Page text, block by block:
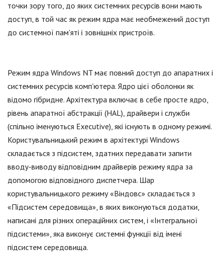
точки зору того, до яких системних ресурсів вони мають
доступ, в той час як режим ядра має необмежений доступ
до системної пам'яті і зовнішніх пристроїв.
Режим ядра Windows NT має повний доступ до апаратних і
системних ресурсів комп'ютера. Ядро цієї оболонки як
відомо гібридне. Архітектура включає в себе просте ядро,
рівень апаратної абстракції (HAL), драйвери і служби
(спільно іменуються Executive), які існують в одному режимі.
Користувальницький режим в архітектурі Windows
складається з підсистем, здатних передавати запити
вводу-виводу відповідним драйверів режиму ядра за
допомогою відповідного диспетчера. Шар
користувальницького режиму «Віндовс» складається з
«Підсистем середовища», в яких виконуються додатки,
написані для різних операційних систем, і «Інтегральної
підсистеми», яка виконує системні функції від імені
підсистем середовища.